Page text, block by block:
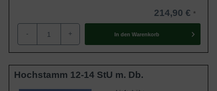
214,90 €
- + In den Warenkorb
Hochstamm 12-14 StU m. Db.